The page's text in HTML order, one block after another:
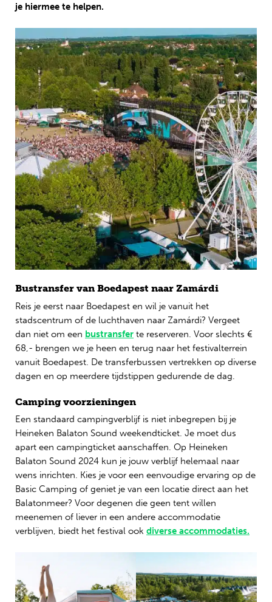
je hiermee te helpen.
Bustransfer van Boedapest naar Zamárdi
Reis je eerst naar Boedapest en wil je vanuit het
stadscentrum of de luchthaven naar Zamárdi? Vergeet
dan niet om een bustransfer te reserveren. Voor slechts €
68,- brengen we je heen en terug naar het festivalterrein
vanuit Boedapest. De transferbussen vertrekken op diverse
dagen en op meerdere tijdstippen gedurende de dag.
Camping voorzieningen
Een standaard campingverblijf is niet inbegrepen bij je
Heineken Balaton Sound weekendticket. Je moet dus
apart een campingticket aanschaffen. Op Heineken
Balaton Sound 2024 kun je jouw verblijf helemaal naar
wens inrichten. Kies je voor een eenvoudige ervaring op de
Basic Camping of geniet je van een locatie direct aan het
Balatonmeer? Voor degenen die geen tent willen
meenemen of liever in een andere accommodatie
verblijven, biedt het festival ook diverse accommodaties.